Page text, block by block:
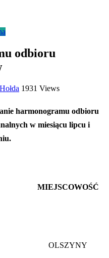
odbioru
1931 Views
harmonogramu odbioru
w miesiącu lipcu i
MIEJSCOWOŚĆ
OLSZYNY